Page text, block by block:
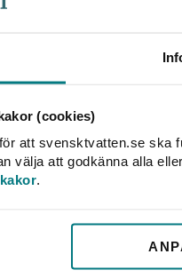
(cookies)
att svensktvatten.se ska
välja att godkänna alla
.
rådets direktiv
på
rådets direktiv
vattenpolitikens
84/491/EEG och
60/EG.
rådets direktiv
offentliga och